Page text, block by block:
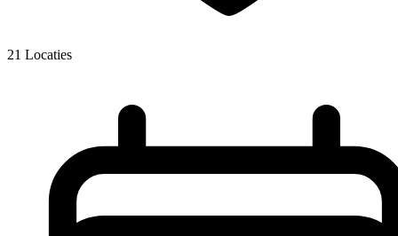
21 Locaties